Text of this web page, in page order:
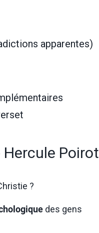
apparentes)
Poirot
?
des gens